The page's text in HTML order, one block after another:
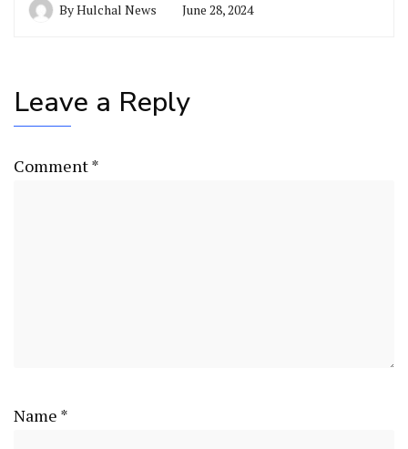
ByHulchal News June 28, 2024
Leave a Reply
Comment*
Name *